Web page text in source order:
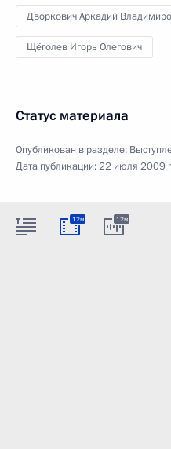
Дворкович Аркадий
Щёголев Игорь Олегович
Статус материала
Опубликован в разделе:
Дата публикации:22 июля 2009
12м 12м